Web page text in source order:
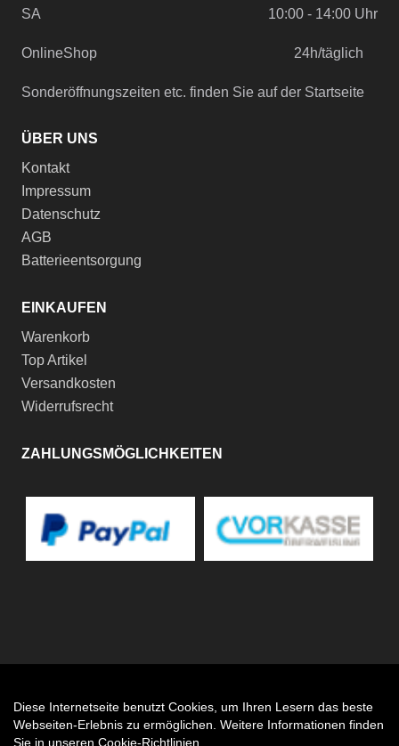
SA
10:00 - 14:00 Uhr
OnlineShop 24h/täglich
Sonderöffnungszeiten etc. finden Sie auf der Startseite
ÜBER UNS
Kontakt
Impressum
Datenschutz
AGB
Batterieentsorgung
EINKAUFEN
Warenkorb
Top Artikel
Versandkosten
Widerrufsrecht
ZAHLUNGSMÖGLICHKEITEN
Diese Internetseite benutzt Cookies, um Ihren Lesern das beste
Webseiten-Erlebnis zu ermöglichen. Weitere Informationen finden
Sie in unseren Cookie-Richtlinien
Auftrag widerrufen